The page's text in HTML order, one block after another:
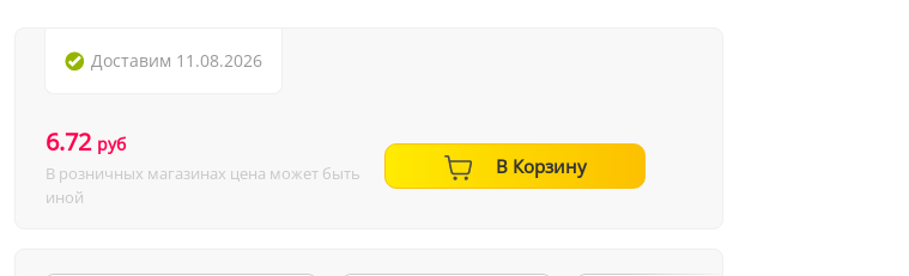
Доставим 11.08.2026
6.72 руб
В розничных магазинах цена может быть
иной
В Корзину